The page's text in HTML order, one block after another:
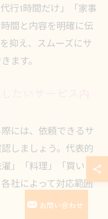
行1時間だけ」「家事
間と内容を明確に伝
抑え、スムーズにサ
ます。
には、依頼できるサ
しましょう。代表的
」「料理」「買い
社によって対応範囲
。たとえば「掃除代
お問い合わせ